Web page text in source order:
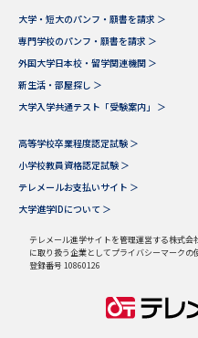
大学・短大のパンフ・願書を請求 ＞
専門学校のパンフ・願書を請求 ＞
外国大学日本校・留学関連機関 ＞
新生活・部屋探し ＞
大学入学共通テスト「受験案内」 ＞
高等学校卒業程度認定試験 ＞
小学校教員資格認定試験 ＞
テレメールお支払いサイト ＞
大学進学IDについて ＞
テレメール進学サイトを管理運営する株式
に取り扱う企業としてプライバシーマークの
登録番号 10860126